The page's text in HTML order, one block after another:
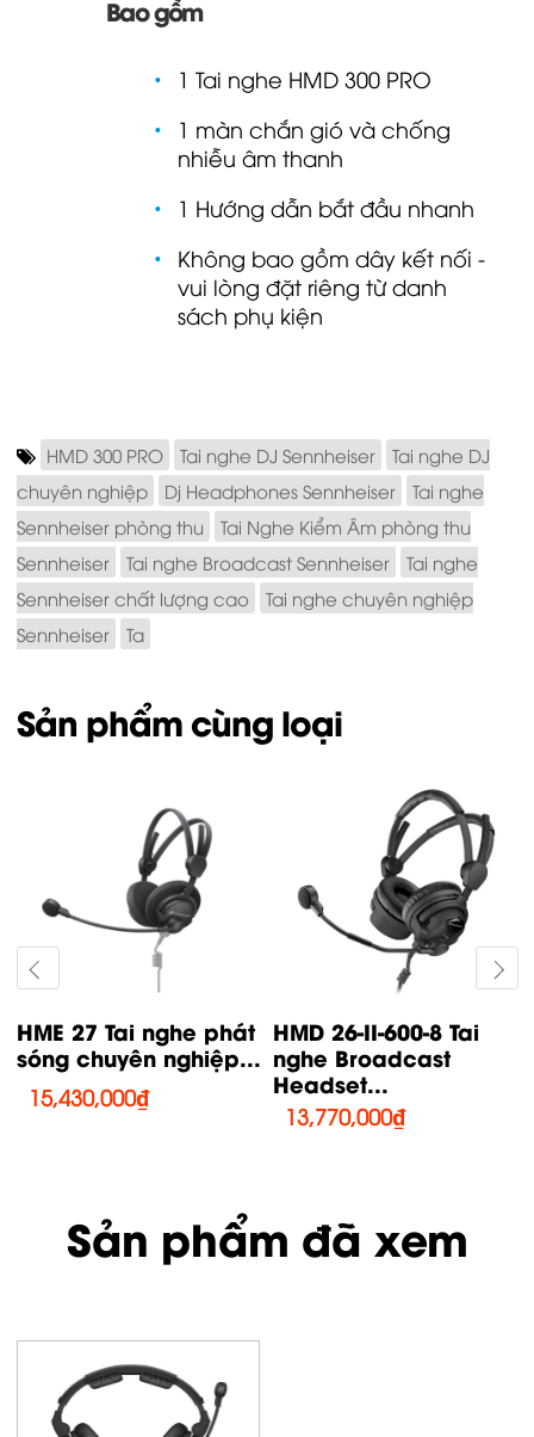
Bao gồm
1 Tai nghe HMD 300 PRO
1 màn chắn gió và chống
nhiễu âm thanh
1 Hướng dẫn bắt đầu nhanh
Không bao gồm dây kết nối -
vui lòng đặt riêng từ danh
sách phụ kiện
HMD 300 PRO Tai nghe DJ Sennheiser
Tai nghe DJ
chuyên nghiệp
Dj Headphones Sennheiser
Tai nghe
Sennheiser phòng thu
Tai Nghe Kiểm Âm phòng thu
Sennheiser
Tai nghe Broadcast Sennheiser
Tai nghe
Sennheiser chất lượng cao
Tai nghe chuyên nghiệp
Sennheiser
Ta
Sản phẩm cùng loại
HMD 26-II-600-X3K1
Tai nghe Broadcast...
13,770,000₫
HMD 300 XQ-2 Tai
nghe Broadcast
Sennheiser
8,860,000₫
Sản phẩm đã xem